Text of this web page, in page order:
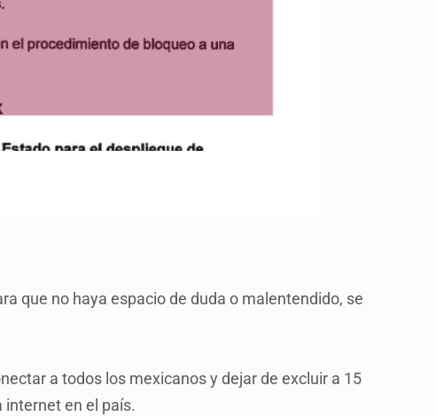
que no haya espacio de duda o malentendido, se
a todos los mexicanos y dejar de excluir a 15
internet en el país.